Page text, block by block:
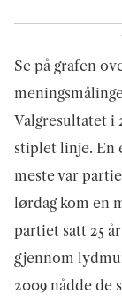
Se på grafen
Valgresultatet i
stiplet linje. En
meste var
lørdag kom en
partiet satt 25
gjennom
2009 nådde de